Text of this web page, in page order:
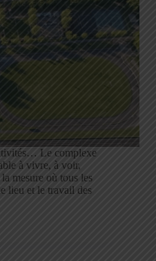
Le complexe
à vivre, à voir,
mesure où tous les
lieu et le travail des